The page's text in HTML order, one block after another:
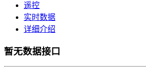
遥控
实时数据
详细介绍
暂无数据接口